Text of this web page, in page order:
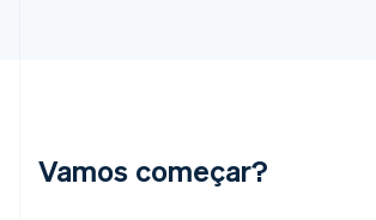
Vamos começar?
English